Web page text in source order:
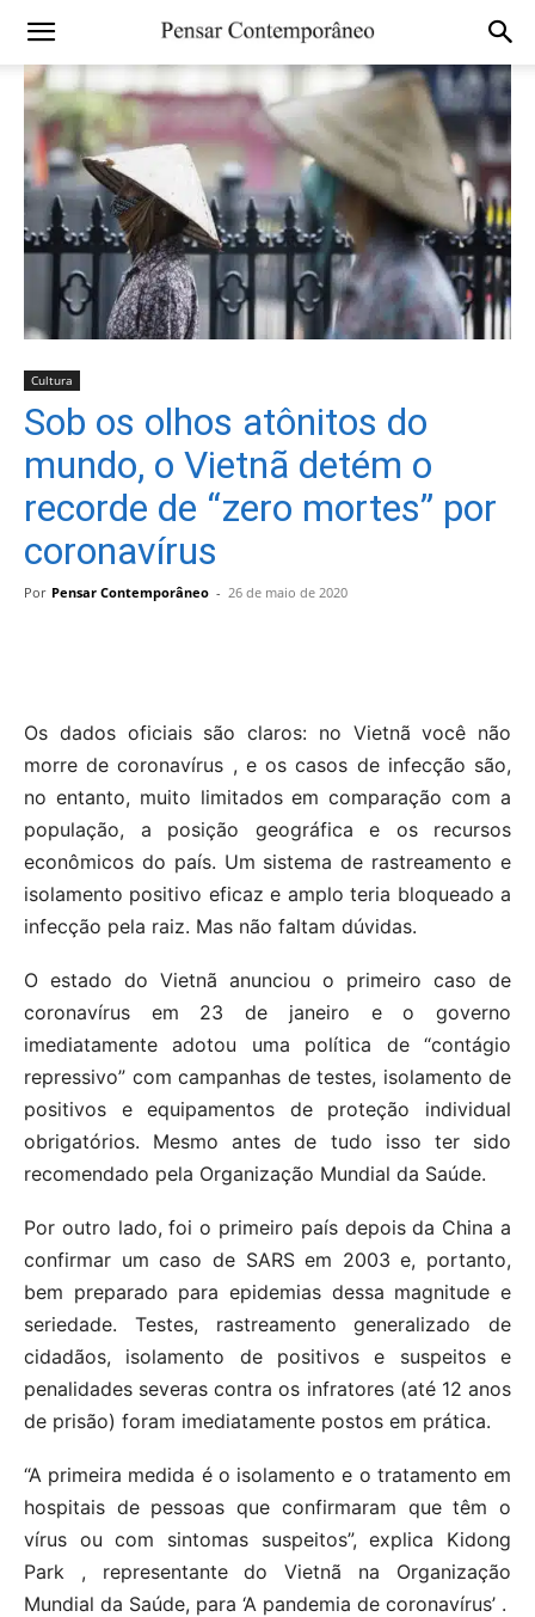
Cultura
Sob os olhos atônitos do
mundo, o Vietnã detém o
recorde de “zero mortes” por
coronavírus
Por Pensar Contemporâneo - 26 de maio de 2020
Os dados oficiais são claros: no Vietnã você não
morre de coronavírus , e os casos de infecção são,
no entanto, muito limitados em comparação com a
população, a posição geográfica e os recursos
econômicos do país. Um sistema de rastreamento e
isolamento positivo eficaz e amplo teria bloqueado a
infecção pela raiz. Mas não faltam dúvidas.
O estado do Vietnã anunciou o primeiro caso de
coronavírus em 23 de janeiro e o governo
imediatamente adotou uma política de “contágio
repressivo” com campanhas de testes, isolamento de
positivos e equipamentos de proteção individual
obrigatórios. Mesmo antes de tudo isso ter sido
recomendado pela Organização Mundial da Saúde.
Por outro lado, foi o primeiro país depois da China a
confirmar um caso de SARS em 2003 e, portanto,
bem preparado para epidemias dessa magnitude e
seriedade. Testes, rastreamento generalizado de
cidadãos, isolamento de positivos e suspeitos e
penalidades severas contra os infratores (até 12 anos
de prisão) foram imediatamente postos em prática.
“A primeira medida é o isolamento e o tratamento em
hospitais de pessoas que confirmaram que têm o
vírus ou com sintomas suspeitos”, explica Kidong
Park , representante do Vietnã na Organização
Mundial da Saúde, para ‘A pandemia de coronavírus’ .